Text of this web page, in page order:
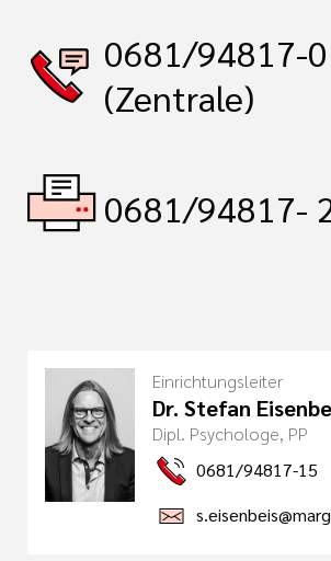
0681/94817-0
(Zentrale)
0681/94817-
Einrichtungsleiter
Dr. Stefan
Dipl. Psychologe, PP
0681/94817-15